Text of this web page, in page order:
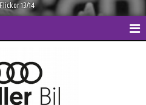
Flickor 13/14